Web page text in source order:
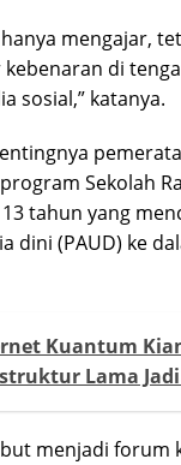
mengajar,
di
sosial,” katanya.
Sekolah
tahun yang
dini (PAUD) ke
Kuantum
Lama
menjadi forum